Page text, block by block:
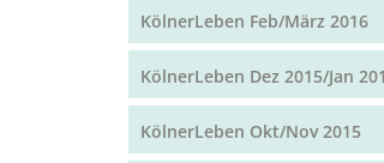
KölnerLeben Feb/März 2016
KölnerLeben Dez 2015/Jan
KölnerLeben Okt/Nov 2015